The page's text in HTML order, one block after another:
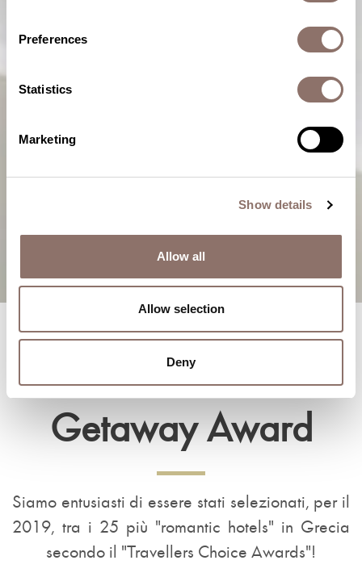
Preferences
Statistics
Marketing
Show details
Allow all
Allow selection
Deny
Top Romantic
Getaway Award
Siamo entusiasti di essere stati selezionati, per il
2019, tra i 25 più "romantic hotels" in Grecia
secondo il "Travellers Choice Awards"!